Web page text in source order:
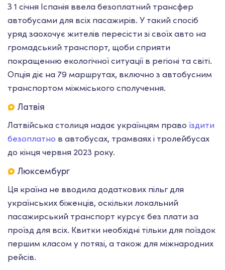
З 1 січня Іспанія ввела безоплатний трансфер
автобусами для всіх пасажирів. У такий спосіб
уряд заохочує жителів пересісти зі своїх авто на
громадський транспорт, щоби сприяти
покращенню екологічної ситуації в регіоні та світі.
Опція діє на 79 маршрутах, включно з автобусним
транспортом міжміського сполучення.
Латвія
Латвійська столиця надає українцям правоїздити
безоплатно в автобусах, трамваях і тролейбусах
до кінця червня 2023 року.
Люксембург
Ця країна не вводила додаткових пільг для
українських біженців, оскільки локальний
пасажирський транспорт курсує без плати за
проїзд для всіх. Квитки необхідні тільки для поїздок
першим класом у потязі, а також для міжнародних
рейсів.